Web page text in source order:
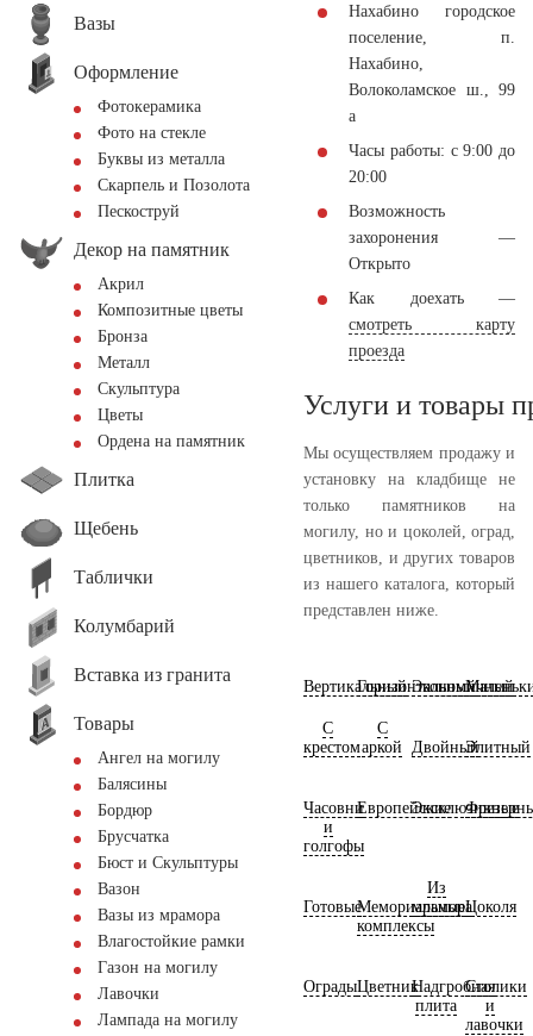
Вазы
Оформление
Фотокерамика
Фото на стекле
Буквы из металла
Скарпель и Позолота
Пескоструй
Декор на памятник
Акрил
Композитные цветы
Бронза
Металл
Скульптура
Цветы
Ордена на памятник
Плитка
Щебень
Таблички
Колумбарий
Вставка из гранита
Товары
Ангел на могилу
Балясины
Бордюр
Брусчатка
Бюст и Скульптуры
Вазон
Вазы из мрамора
Влагостойкие рамки
Газон на могилу
Лавочки
Лампада на могилу
Нахабино городское
поселение, п.
Нахабино,
Волоколамское ш., 99
а
Часы работы: с 9:00 до
20:00
Возможность
захоронения —
Открыто
Как доехать —
смотреть карту
проезда
Услуги и товары
Мы осуществляем продажу и
установку на кладбище не
только памятников на
могилу, но и цоколей, оград,
цветников, и других товаров
из нашего каталога, который
представлен ниже.
ВертикальныйГоризонтальный
Экономичный
С
крестом
С
аркой
ДвойныйЭлитный
Часовни
и
голгофы
ЕвропейскиеЭксклюзивные
ГотовыеМемориальные
комплексы
Из
мрамораЦоколя
ОградыЦветникНадгробная
плита
Столики
и
лавочки